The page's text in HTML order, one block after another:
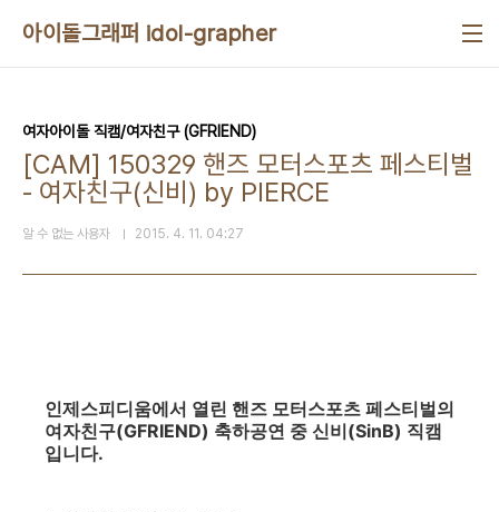
아이돌그래퍼 idol-grapher
여자아이돌 직캠/여자친구 (GFRIEND)
[CAM] 150329 핸즈 모터스포츠 페스티벌
- 여자친구(신비) by PIERCE
알 수 없는 사용자 2015. 4. 11. 04:27
인제스피디움에서 열린 핸즈 모터스포츠 페스티벌의
여자친구(GFRIEND) 축하공연 중 신비(SinB) 직캠
입니다.